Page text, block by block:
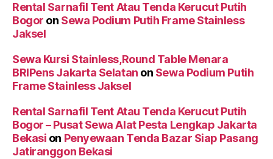
Rental Sarnafil Tent Atau Tenda Kerucut Putih
Bogor on Sewa Podium Putih Frame Stainless
Jaksel
Sewa Kursi Stainless,Round Table Menara
BRIPens Jakarta Selatan on Sewa Podium Putih
Frame Stainless Jaksel
Rental Sarnafil Tent Atau Tenda Kerucut Putih
Bogor – Pusat Sewa Alat Pesta Lengkap Jakarta
Bekasi on Penyewaan Tenda Bazar Siap Pasang
Jatiranggon Bekasi